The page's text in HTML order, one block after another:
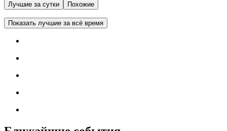
Лучшие за сутки Похожие
Показать лучшие за всё время